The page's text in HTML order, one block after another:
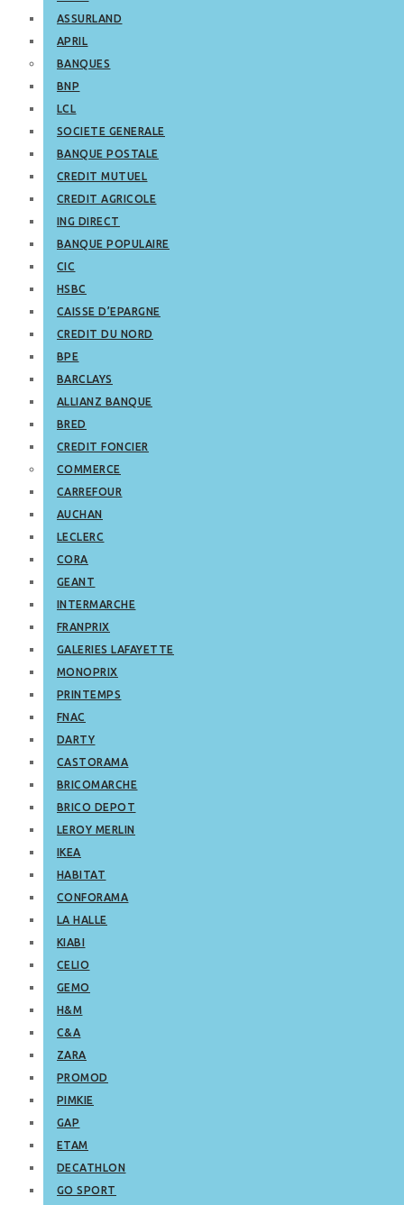
ASSURLAND
APRIL
BANQUES
BNP
LCL
SOCIETE GENERALE
BANQUE POSTALE
CREDIT MUTUEL
CREDIT AGRICOLE
ING DIRECT
BANQUE POPULAIRE
CIC
HSBC
CAISSE D’EPARGNE
CREDIT DU NORD
BPE
BARCLAYS
ALLIANZ BANQUE
BRED
CREDIT FONCIER
COMMERCE
CARREFOUR
AUCHAN
LECLERC
CORA
GEANT
INTERMARCHE
FRANPRIX
GALERIES LAFAYETTE
MONOPRIX
PRINTEMPS
FNAC
DARTY
CASTORAMA
BRICOMARCHE
BRICO DEPOT
LEROY MERLIN
IKEA
HABITAT
CONFORAMA
LA HALLE
KIABI
CELIO
GEMO
H&M
C&A
ZARA
PROMOD
PIMKIE
GAP
ETAM
DECATHLON
GO SPORT